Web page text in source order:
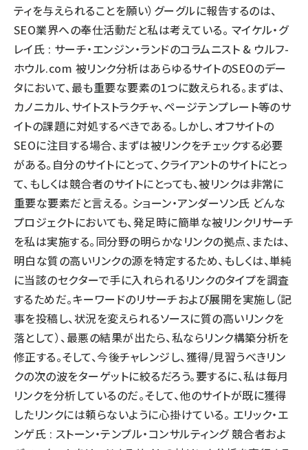
ティを与えられることを願い）グーグルに報告するのは、
SEO業界への奉仕活動だと私は考えている。 マイケル・グ
レイ氏 : サーチ・エンジン・ランドのコラムニスト & ウルフ-
ホウル.com 被リンク分析はあらゆるサイトのSEOのデー
タにおいて、最も重要な要素の1つに数えられる。まずは、
カノニカル、サイトストラクチャ、ページテンプレート等のサ
イトの課題に対処するべきである。しかし、オフサイトの
SEOに注目する場合、まずは被リンクをチェックする必要
がある。自分のサイトにとって、クライアントのサイトにとっ
て、もしくは競合者のサイトにとっても、被リンクは非常に
重要な要素だと言える。 ショーン・アンダーソン氏 どんな
プロジェクトにおいても、発足時に簡単な被リンクリサーチ
を私は実施する。同分野の明らかなリンクの拠点、または、
明白な質の高いリンクの源を特定するため、もしくは、単純
に当該のセクターで手に入れられるリンクのタイプを調査
するためだ。キーワードのリサーチおよび展開を実施し（記
事を投稿し、状況を変えられるソースに質の高いリンクを
落として）、最悪の結果が出たら、私ならリンク構築分析を
修正する。そして、今後チャレンジし、獲得/見習うべきリン
クの次の波をターゲットに絞るだろう。要するに、私は毎月
リンクを分析しているのだ。そして、他のサイトが既に獲得
したリンクには頼らないように心掛けている。 エリック・エ
ンゲ氏 : ストーン・テンプル・コンサルティング 競合者およ